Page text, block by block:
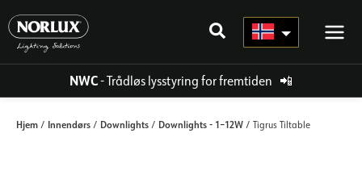
rett
innholdet
NWC- Trådløs lysstyring for fremtiden 📲
Hjem / Innendørs / Downlights / Downlights - 1–12W / Tigrus Tiltable